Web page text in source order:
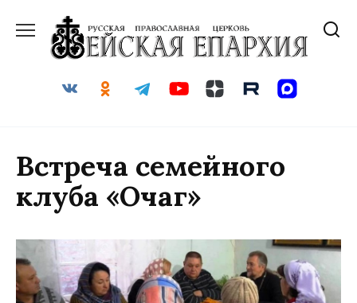
содержанию
Встреча семейного
клуба «Очаг»